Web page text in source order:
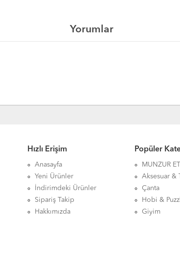
Yorumlar
Hızlı Erişim
Anasayfa
Yeni Ürünler
İndirimdeki Ürünler
Sipariş Takip
Hakkımızda
Popüler
MUNZUR ET
Aksesuar &
Çanta
Hobi &
Giyim